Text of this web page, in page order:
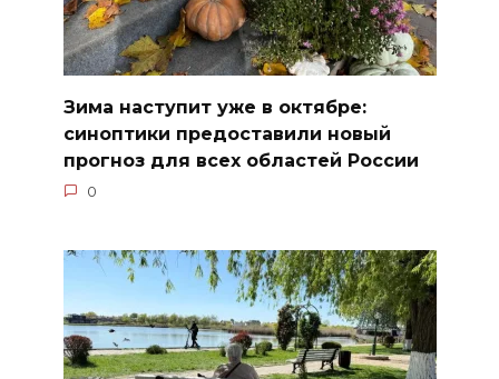
Зима наступит уже в октябре:
синоптики предоставили новый
прогноз для всех областей России
0